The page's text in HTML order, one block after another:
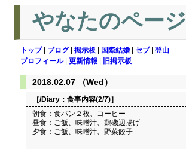
やなたのページ
トップ| ブログ| 掲示板 国際結婚 セブ| 登山
プロフィール| 更新情報 旧掲示板
2018.02.07 （Wed）
［/Diary： 食事内容(2/7)］
朝食：食パン２枚、コーヒー
昼食：ご飯、味噌汁、鶏磯辺揚げ
夕食：ご飯、味噌汁、野菜餃子